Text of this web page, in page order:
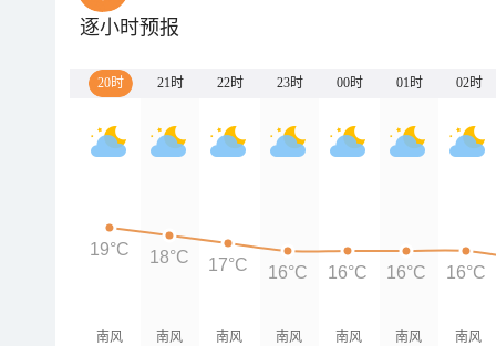
逐小时预报
20时 21时 22时 23时 00时 01时 02时
南风 南风 南风 南风 南风 南风 南风
19°C 18°C 17°C 16°C 16°C 16°C 16°C